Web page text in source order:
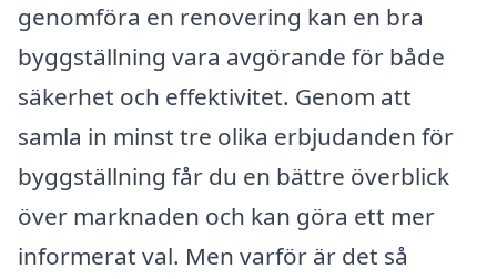
genomföra en renovering kan en bra
byggställning vara avgörande för både
säkerhet och effektivitet. Genom att
samla in minst tre olika erbjudanden för
byggställning får du en bättre överblick
över marknaden och kan göra ett mer
informerat val. Men varför är det så